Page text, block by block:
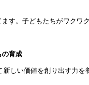
す。子どもたちがワクワ
の育成
しい価値を創り出す力